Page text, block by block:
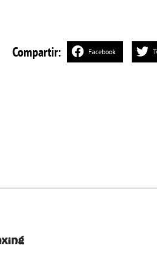
Compartir: Facebook